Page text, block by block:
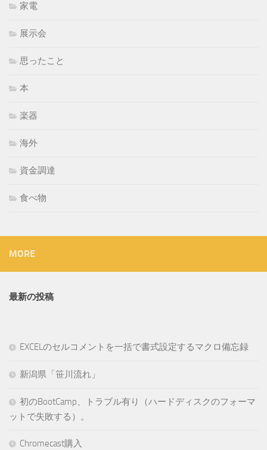
家電
展示会
思ったこと
本
楽器
海外
資金調達
食べ物
MORE
最新の投稿
EXCELのセルコメントを一括で書式設定するマクロ備忘録
新潟県「笹川流れ」
初のBootCamp、トラブル有り（ハードディスクのフォーマ
ットで失敗する）。
Chromecast購入